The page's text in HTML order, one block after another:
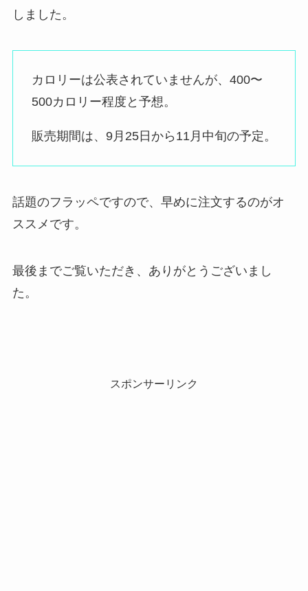
しました。
カロリーは公表されていませんが、400〜
500カロリー程度と予想。
販売期間は、9月25日から11月中旬の予定。
話題のフラッペですので、早めに注文するのがオ
ススメです。
最後までご覧いただき、ありがとうございまし
た。
スポンサーリンク